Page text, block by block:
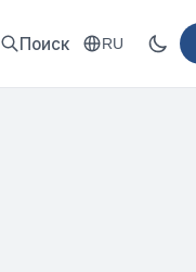
Поиск RU